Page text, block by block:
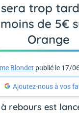
sera trop
de 5€
Orange
Blondet publié le 17/
Ajoutez-nous à vos
rebours est